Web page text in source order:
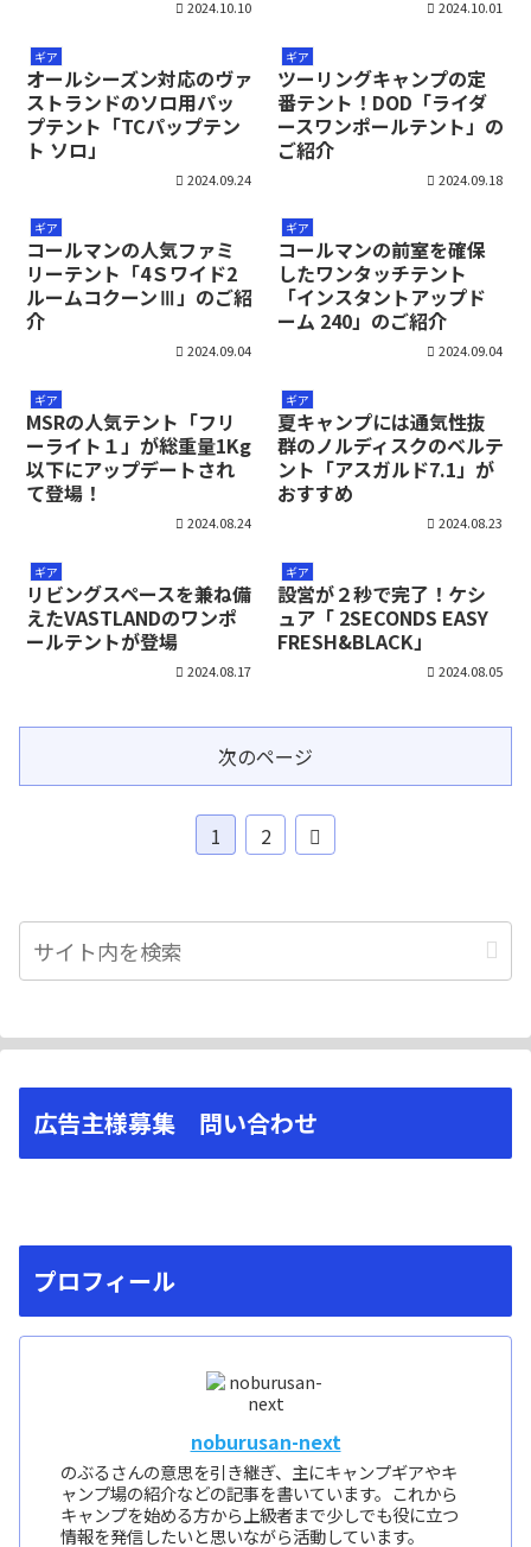
2024.10.10 2024.10.01
ギア
オールシーズン対応のヴァ
ストランドのソロ用パッ
プテント「TCパップテン
ト ソロ」
2024.09.24
ギア
ツーリングキャンプの定
番テント！DOD「ライダ
ースワンポールテント」の
ご紹介
2024.09.18
ギア
コールマンの人気ファミ
リーテント「4Ｓワイド2
ルームコクーンⅢ」のご紹
介
2024.09.04
ギア
コールマンの前室を確保
したワンタッチテント
「インスタントアップド
ーム 240」のご紹介
2024.09.04
ギア
MSRの人気テント「フリ
ーライト１」が総重量1Kg
以下にアップデートされ
て登場！
2024.08.24
ギア
夏キャンプには通気性抜
群のノルディスクのベルテ
ント「アスガルド7.1」が
おすすめ
2024.08.23
ギア
リビングスペースを兼ね備
えたVASTLANDのワンポ
ールテントが登場
2024.08.17
ギア
設営が２秒で完了！ケシ
ュア「 2SECONDS EASY
FRESH&BLACK」
2024.08.05
次のページ
1 2
広告主様募集 問い合わせ
プロフィール
noburusan-next
のぶるさんの意思を引き継ぎ、主にキャンプギアやキ
ャンプ場の紹介などの記事を書いています。これから
キャンプを始める方から上級者まで少しでも役に立つ
情報を発信したいと思いながら活動しています。